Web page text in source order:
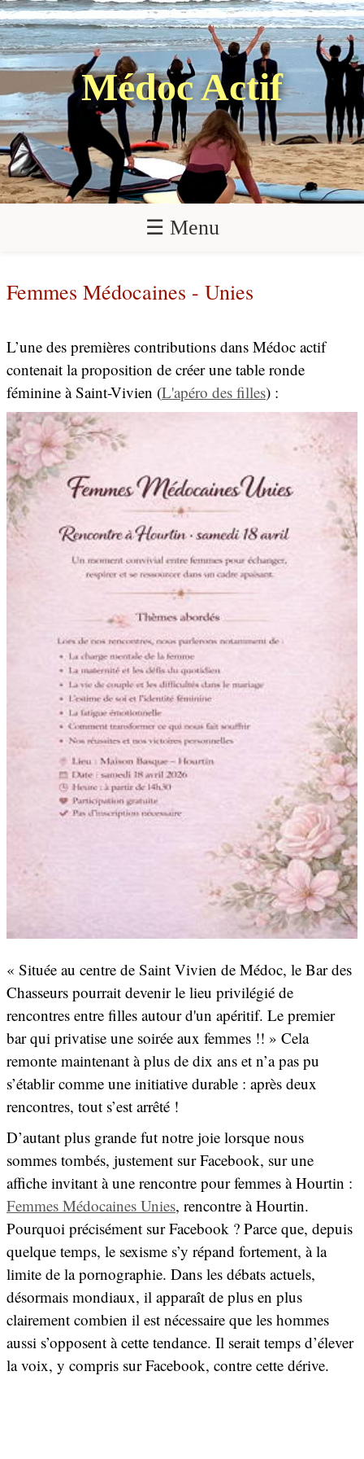
Médoc Actif
☰ Menu
Femmes Médocaines - Unies
L’une des premières contributions dans Médoc actif
contenait la proposition de créer une table ronde
féminine à Saint-Vivien (L'apéro des filles) :
« Située au centre de Saint Vivien de Médoc, le Bar des
Chasseurs pourrait devenir le lieu privilégié de
rencontres entre filles autour d'un apéritif. Le premier
bar qui privatise une soirée aux femmes !! » Cela
remonte maintenant à plus de dix ans et n’a pas pu
s’établir comme une initiative durable : après deux
rencontres, tout s’est arrêté !
D’autant plus grande fut notre joie lorsque nous
sommes tombés, justement sur Facebook, sur une
affiche invitant à une rencontre pour femmes à Hourtin :
Femmes Médocaines Unies, rencontre à Hourtin.
Pourquoi précisément sur Facebook ? Parce que, depuis
quelque temps, le sexisme s’y répand fortement, à la
limite de la pornographie. Dans les débats actuels,
désormais mondiaux, il apparaît de plus en plus
clairement combien il est nécessaire que les hommes
aussi s’opposent à cette tendance. Il serait temps d’élever
la voix, y compris sur Facebook, contre cette dérive.